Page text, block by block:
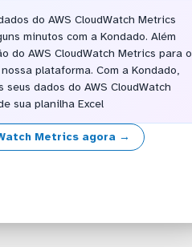
do AWS CloudWatch Metrics
minutos com a Kondado. Além
do AWS CloudWatch Metrics para o
plataforma. Com a Kondado,
dados do AWS CloudWatch
sua planilha Excel
Metrics agora →